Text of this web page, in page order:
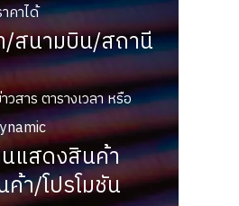
คาได้
สนามบิน/สถานี
สาร ตารางเวลา หรือ
แสดงสินค้า
า/โปรโมชัน